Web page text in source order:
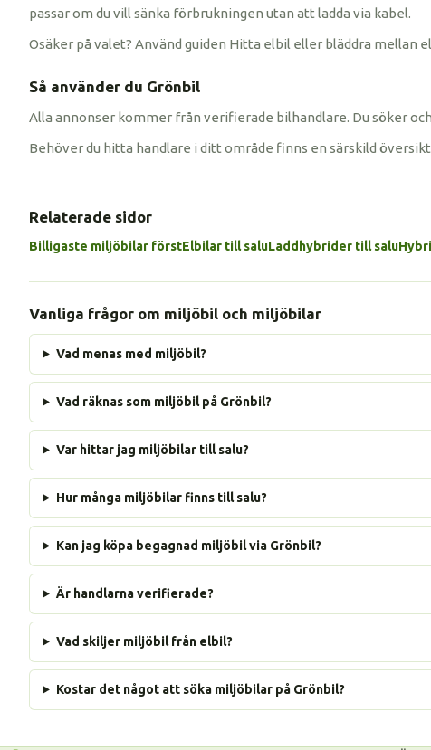
passar om du vill sänka förbrukningen utan att ladda via kabel.
Osäker på valet? Använd guiden Hitta elbil eller bläddra mellan
Så använder du Grönbil
Alla annonser kommer från verifierade bilhandlare. Du söker
Behöver du hitta handlare i ditt område finns en särskild
Relaterade sidor
Billigaste miljöbilar förstElbilar till saluLaddhybrider till salu
Vanliga frågor om miljöbil och miljöbilar
Vad menas med miljöbil?
Vad räknas som miljöbil på Grönbil?
Var hittar jag miljöbilar till salu?
Hur många miljöbilar finns till salu?
Kan jag köpa begagnad miljöbil via Grönbil?
Är handlarna verifierade?
Vad skiljer miljöbil från elbil?
Kostar det något att söka miljöbilar på Grönbil?